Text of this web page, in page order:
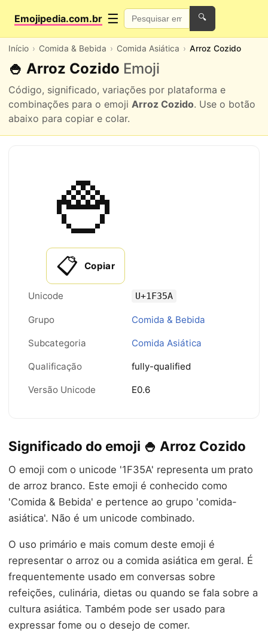
Emojipedia.com.br ☰ 🔍
Início Comida & Bebida Comida Asiática Arroz Cozido
🍚 Arroz Cozido Emoji
Código, significado, variações por plataforma e
combinações para o emoji Arroz Cozido. Use o botão
abaixo para copiar e colar.
🍚
📋 Copiar
Unicode U+1F35A
Grupo Comida & Bebida
Subcategoria Comida Asiática
Qualificação fully-qualified
Versão Unicode E0.6
Significado do emoji 🍚 Arroz Cozido
O emoji com o unicode '1F35A' representa um prato
de arroz branco. Este emoji é conhecido como
'Comida & Bebida' e pertence ao grupo 'comida-
asiática'. Não é um unicode combinado.
O uso primário e mais comum deste emoji é
representar o arroz ou a comida asiática em geral. É
frequentemente usado em conversas sobre
refeições, culinária, dietas ou quando se fala sobre a
cultura asiática. Também pode ser usado para
expressar fome ou o desejo de comer.